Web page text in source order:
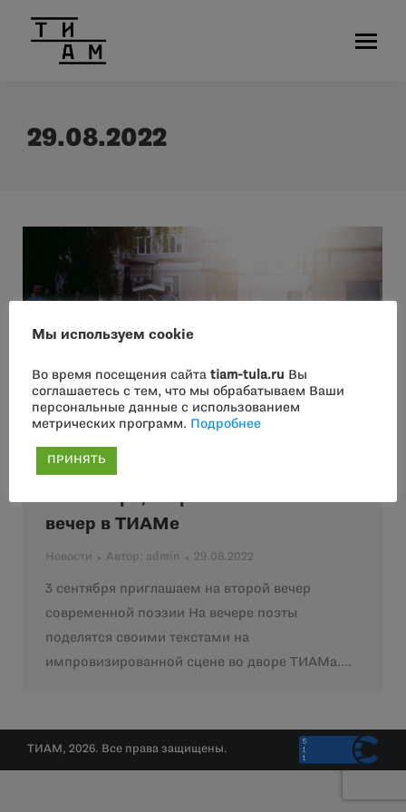
29.08.2022
вечер в ТИАМе
Новости Автор: admin 29.08.2022
3 сентября приглашаем на второй вечер
современной поэзии На вечере поэты
поделятся своими текстами на
импровизированной сцене во дворе ТИАМа.…
ТИАМ, 2026. Все права защищены.
Мы используем cookie
Во время посещения сайта tiam-tula.ru Вы
соглашаетесь с тем, что мы обрабатываем Ваши
персональные данные с использованием
метрических программ.
Подробнее
ПРИНЯТЬ